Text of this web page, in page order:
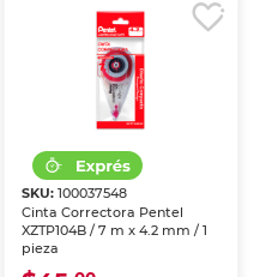
SKU: 100037548
Cinta Correctora Pentel
XZTP104B / 7 m x 4.2 mm / 1
pieza